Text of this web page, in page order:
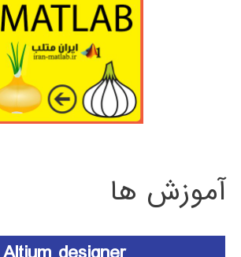
آموزش ها